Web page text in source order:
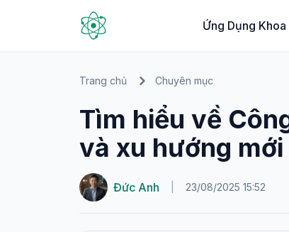
Ứng Dụng Khoa
Trang chủ Chuyên mục
Tìm hiểu về
và xu hướng mới
Đức Anh 23/08/2025 15:52